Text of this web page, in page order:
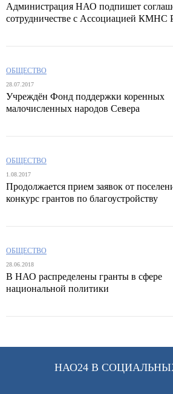
Администрация НАО подпишет
сотрудничестве с Ассоциацией КМНС
ОБЩЕСТВО
28.07.2017
Учреждён Фонд поддержки коренных
малочисленных народов Севера
ОБЩЕСТВО
1.08.2017
Продолжается прием заявок от
конкурс грантов по благоустройству
ОБЩЕСТВО
28.06.2018
В НАО распределены гранты в сфере
национальной политики
НАО24 В